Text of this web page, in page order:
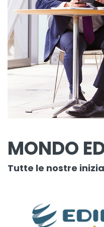
MONDO
Tutte le nostre